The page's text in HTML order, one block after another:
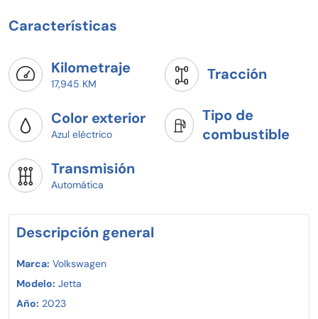
Características
Kilometraje
17,945 KM
Tracción
Color exterior
Azul eléctrico
Tipo de
combustible
Transmisión
Automática
Descripción general
Marca: Volkswagen
Modelo: Jetta
Año: 2023